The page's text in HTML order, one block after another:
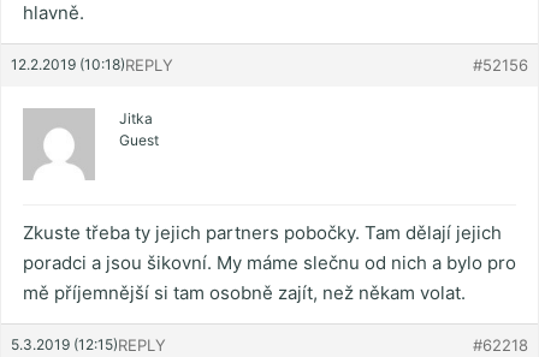
hlavně.
12.2.2019 (10:18) #52156
REPLY
Jitka
Guest
Zkuste třeba ty jejich partners pobočky. Tam dělají jejich
poradci a jsou šikovní. My máme slečnu od nich a bylo pro
mě příjemnější si tam osobně zajít, než někam volat.
5.3.2019 (12:15) #62218
REPLY